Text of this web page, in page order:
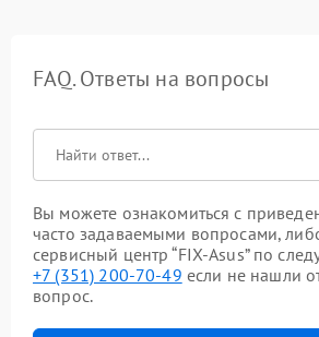
FAQ. Ответы на вопросы
Вы можете ознакомиться с
часто задаваемыми вопросами,
сервисный центр “FIX-Asus” по
+7 (351) 200-70-49 если не нашли
вопрос.